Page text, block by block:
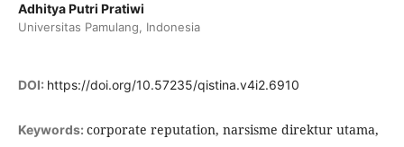
Adhitya Putri Pratiwi
Universitas Pamulang, Indonesia
DOI: https://doi.org/10.57235/qistina.v4i2.6910
Keywords: corporate reputation, narsisme direktur utama,